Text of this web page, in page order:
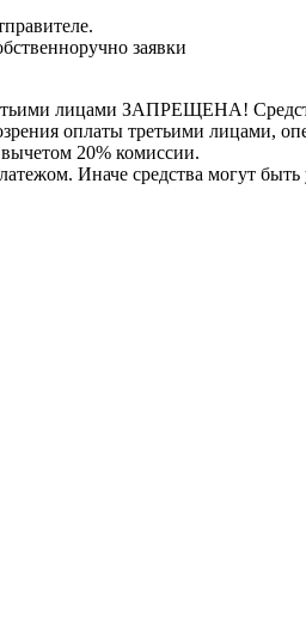
заявки
лицами ЗАПРЕЩЕНА!
оплаты третьими лицами,
20% комиссии.
Иначе средства могут быть